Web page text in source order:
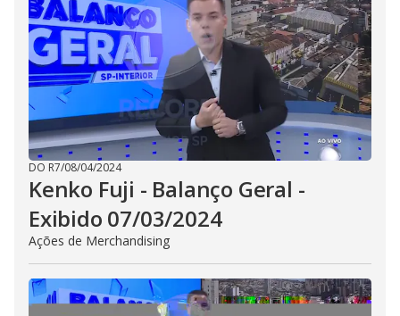
DO R7/08/04/2024
Kenko Fuji - Balanço Geral -
Exibido 07/03/2024
Ações de Merchandising